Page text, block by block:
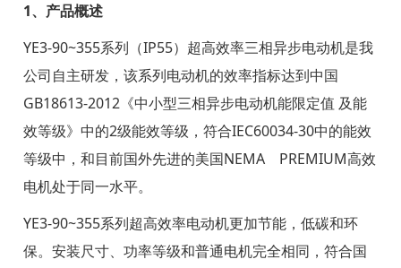
1、产品概述
YE3-90~355系列（IP55）超高效率三相异步电动机是我
公司自主研发，该系列电动机的效率指标达到中国
GB18613-2012《中小型三相异步电动机能限定值 及能
效等级》中的2级能效等级，符合IEC60034-30中的能效
等级中，和目前国外先进的美国NEMA PREMIUM高效
电机处于同一水平。
YE3-90~355系列超高效率电动机更加节能，低碳和环
保。安装尺寸、功率等级和普通电机完全相同，符合国